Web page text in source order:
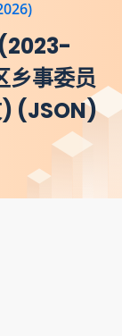
乡事委员
) (JSON)